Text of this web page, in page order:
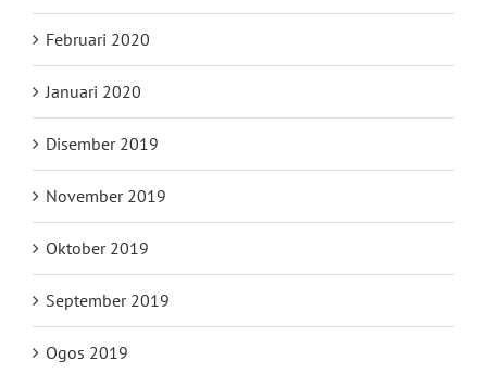
Februari 2020
Januari 2020
Disember 2019
November 2019
Oktober 2019
September 2019
Ogos 2019